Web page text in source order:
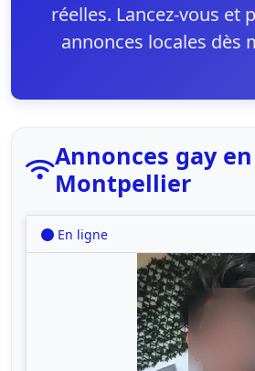
réelles. Lancez-vous et
annonces locales dès
Annonces gay
Montpellier
En ligne